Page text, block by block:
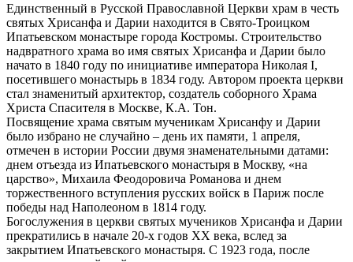
Единственный в Русской Православной Церкви храм в честь
святых Хрисанфа и Дарии находится в Свято-Троицком
Ипатьевском монастыре города Костромы. Строительство
надвратного храма во имя святых Хрисанфа и Дарии было
начато в 1840 году по инициативе императора Николая I,
посетившего монастырь в 1834 году. Автором проекта церкви
стал знаменитый архитектор, создатель соборного Храма
Христа Спасителя в Москве, К.А. Тон.
Посвящение храма святым мученикам Хрисанфу и Дарии
было избрано не случайно – день их памяти, 1 апреля,
отмечен в истории России двумя знаменательными датами:
днем отъезда из Ипатьевского монастыря в Москву, «на
царство», Михаила Феодоровича Романова и днем
торжественного вступления русских войск в Париж после
победы над Наполеоном в 1814 году.
Богослужения в церкви святых мучеников Хрисанфа и Дарии
прекратились в начале 20-х годов ХХ века, вслед за
закрытием Ипатьевского монастыря. С 1923 года, после